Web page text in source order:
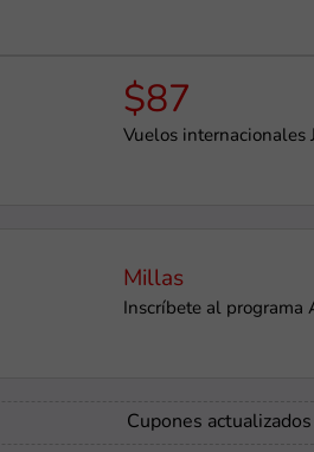
$87
Vuelos internacionales
Millas
Inscríbete al
Cupones